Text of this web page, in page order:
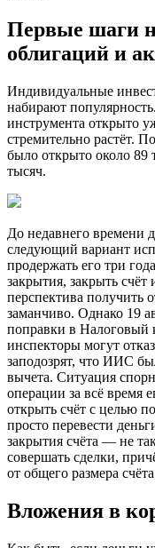
Первые шаги
облигаций и
Индивидуальные
набирают
инструмента открыто
стремительно растёт.
было открыто около 89
тысяч.
До недавнего времени
следующий вариант
продержать его три
закрытия, закрыть
перспектива получить
заманчиво. Однако 19
поправки в Налоговый
инспекторы могут
заподозрят, что ИИС
вычета. Ситуация
операции за всё время
открыть счёт с целью
просто перевести
закрытия счёта — не
совершать сделки,
от общего размера
Вложения в